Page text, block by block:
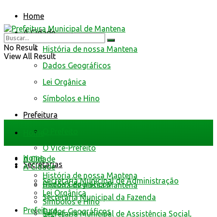
Home
A Cidade
História de nossa Mantena
Dados Geográficos
Lei Orgânica
Símbolos e Hino
Prefeitura
O Vice-Prefeito
Secretarias
Secretaria Municipal de Administração
Secretaria Municipal da Fazenda
Secretaria Municipal de Assistência Social,
No Result
View All Result
Home
A Cidade
História de nossa Mantena
Dados Geográficos
Home
A Cidade
História de nossa Mantena
Dados Geográficos
Lei Orgânica
Símbolos e Hino
Prefeitura